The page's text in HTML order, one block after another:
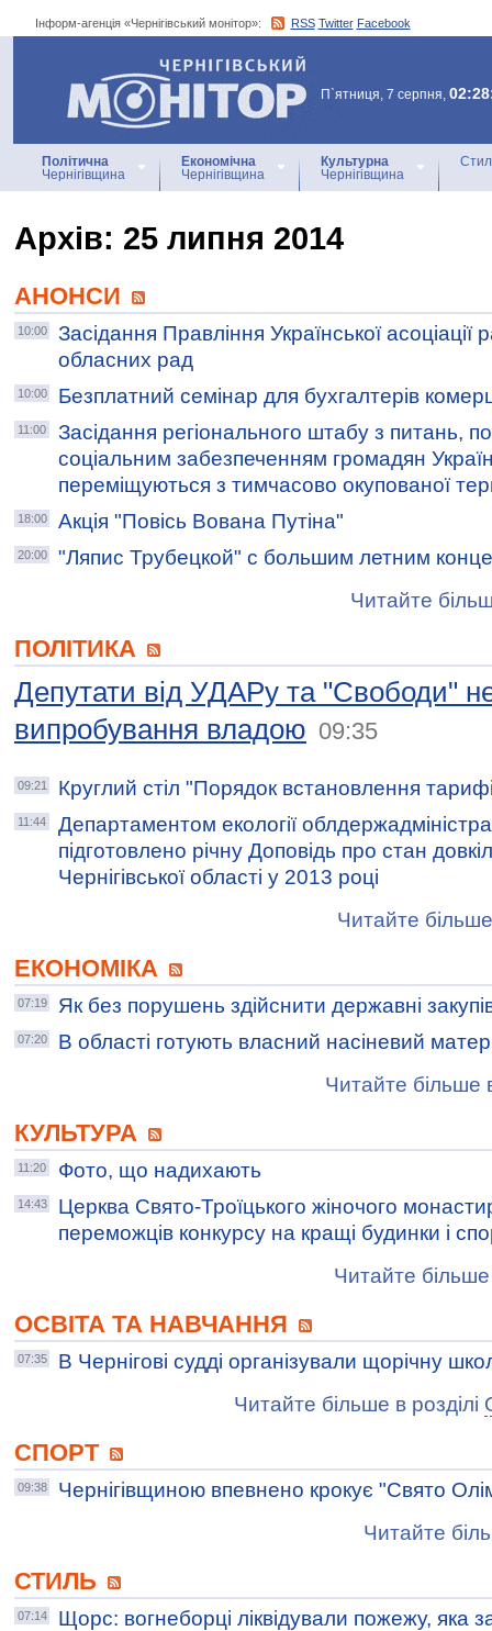
Інформ-агенція «Чернігівський монітор»: RSS Twitter Facebook
Інформ-агенція
«Чернігівський монітор»
П`ятниця, 7 серпня,
Політична
Чернігівщина
Економічна
Чернігівщина
Культурна
Чернігівщина
Архiв: 25 липня 2014
АНОНСИ
10:00
Засідання Правління Української асоціації
обласних рад
10:00 Безплатний семінар для бухгалтерів
11:00
Засідання регіонального штабу з питань,
соціальним забезпеченням громадян
переміщуються з тимчасово окупованої
18:00 Акція "Повісь Вована Путіна"
20:00
"Ляпис Трубецкой" с большим летним
Читайте
ПОЛІТИКА
Депутати від УДАРу та "Свободи"
випробування владою 09:35
09:21 Круглий стіл "Порядок встановлення
11:44
Департаментом екології
підготовлено річну Доповідь про стан
Чернігівської області у 2013 році
Читайте
ЕКОНОМІКА
07:19 Як без порушень здійснити державні
07:20
В області готують власний насіневий
Читайте більше
КУЛЬТУРА
11:20 Фото, що надихають
14:43
Церква Свято-Троїцького жіночого
переможців конкурсу на кращі будинки і
Читайте більше
ОСВІТА ТА НАВЧАННЯ
07:35
В Чернігові судді організували щорічну
Читайте більше в розділі
СПОРТ
09:38
Чернігівщиною впевнено крокує "Свято
Читайте
СТИЛЬ
07:14
Щорс: вогнеборці ліквідували пожежу, яка